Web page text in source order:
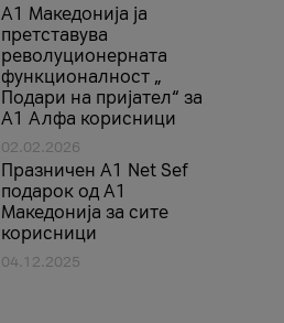
А1 Македонија ја
претставува
револуционерната
функционалност „
Подари на пријател“ за
А1 Алфа корисници
02.02.2026
Празничен A1 Net Sеf
подарок од А1
Македонија за сите
корисници
04.12.2025